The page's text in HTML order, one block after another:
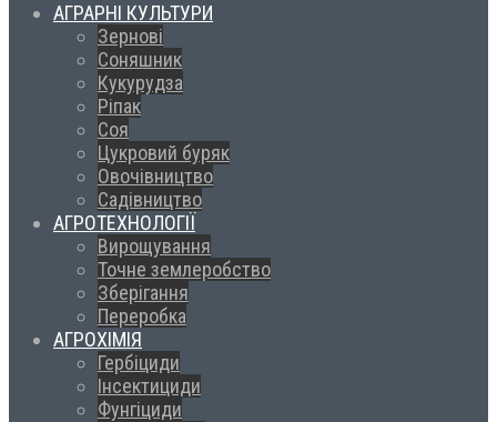
АГРАРНІ КУЛЬТУРИ
Зернові
Соняшник
Кукурудза
Ріпак
Соя
Цукровий буряк
Овочівництво
Садівництво
АГРОТЕХНОЛОГІЇ
Вирощування
Точне землеробство
Зберігання
Переробка
АГРОХІМІЯ
Гербіциди
Інсектициди
Фунгіциди